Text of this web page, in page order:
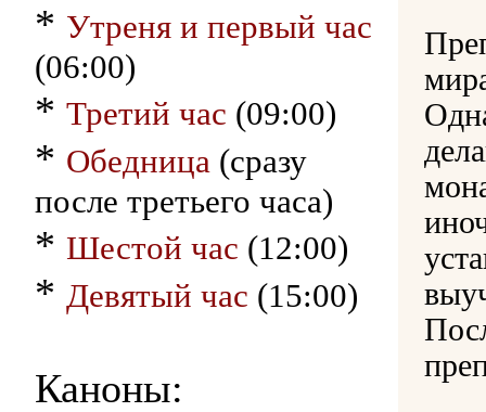
* Утреня и первый час
(06:00)
* Третий час (09:00)
* Обедница (сразу
после третьего часа)
* Шестой час (12:00)
* Девятый час (15:00)
Каноны: